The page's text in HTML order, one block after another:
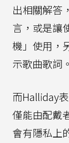
出相關解答
言，或是讓
機」使用，
示歌曲歌詞。
而Halliday
僅能由配戴
會有隱私上